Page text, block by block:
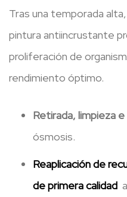
Tras una temporada
pintura antiincrustante
proliferación de
rendimiento óptimo.
Retirada, limpieza
ósmosis.
Reaplicación de
de primera calidad